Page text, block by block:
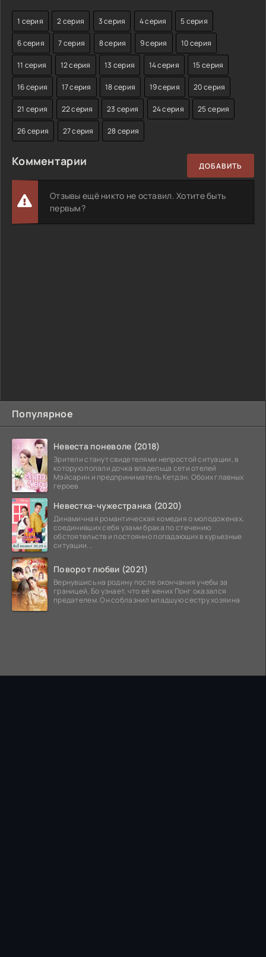
Популярное
Невеста поневоле (2018)
Зрители станут свидетелями непростой ситуации, в
которую попали дочка владельца сети отелей
Мэйсарин и предприниматель Кетдэн. Обоих главных
героев
Невестка-чужестранка (2020)
Динамичная романтическая комедия о молодоженах,
соединивших себя узами брака по стечению
обстоятельств и постоянно попадающих в курьезные
ситуации...
Поворот любви (2021)
Вернувшись на родину после окончания учебы за
границей, Бо узнает, что её жених Понг оказался
предателем. Он соблазнил младшую сестру хозяина
1 серия 2 серия 3 серия 4 серия 5 серия
6 серия 7 серия 8 серия 9 серия 10 серия
11 серия 12 серия 13 серия 14 серия 15 серия
16 серия 17 серия 18 серия 19 серия 20 серия
21 серия 22 серия 23 серия 24 серия 25 серия
26 серия 27 серия 28 серия
Комментарии ДОБАВИТЬ
Отзывы ещё никто не оставил. Хотите быть
первым?